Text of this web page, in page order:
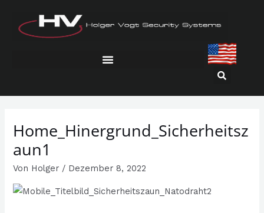
Inhalt
springen
Home_Hinergrund_Sicherheitsz
aun1
Von Holger / Dezember 8, 2022